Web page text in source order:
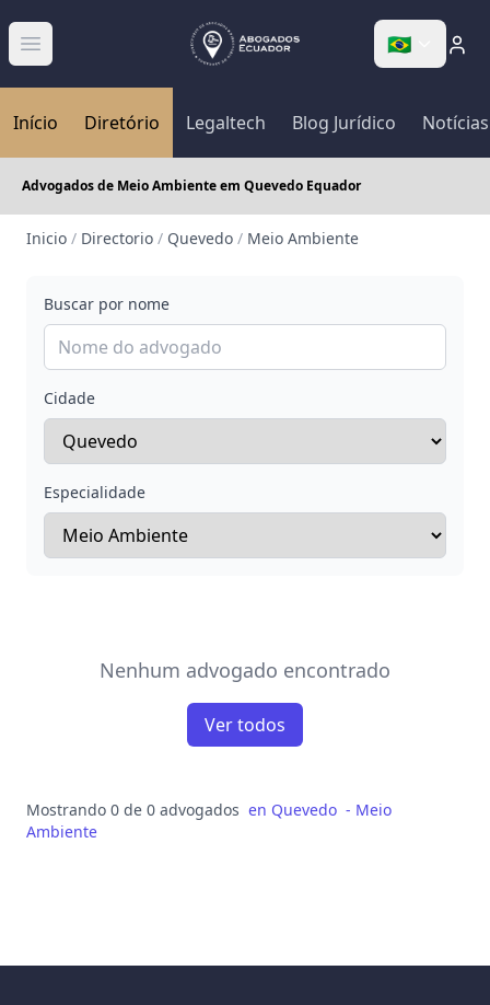
Abrir menú 🇧🇷
Início Diretório Legaltech Blog Jurídico Notícias
Advogados de Meio Ambiente em Quevedo Equador
Inicio / Directorio / Quevedo / Meio Ambiente
Buscar por nome
Cidade
Especialidade
Nenhum advogado encontrado
Ver todos
Mostrando 0 de 0 advogados en Quevedo - Meio
Ambiente